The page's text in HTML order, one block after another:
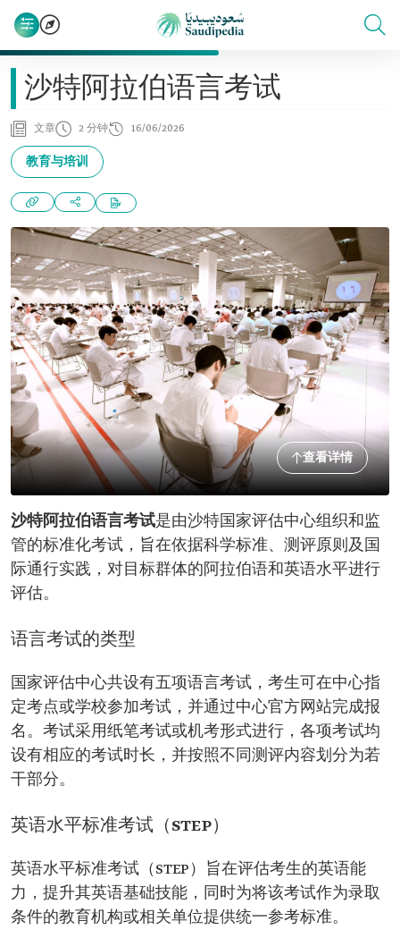
沙特阿拉伯语言考试
文章 2 分钟 16/06/2026
教育与培训
查看详情
沙特阿拉伯语言考试是由沙特国家评估中心组织和监
管的标准化考试，旨在依据科学标准、测评原则及国
际通行实践，对目标群体的阿拉伯语和英语水平进行
评估。
语言考试的类型
国家评估中心共设有五项语言考试，考生可在中心指
定考点或学校参加考试，并通过中心官方网站完成报
名。考试采用纸笔考试或机考形式进行，各项考试均
设有相应的考试时长，并按照不同测评内容划分为若
干部分。
英语水平标准考试（STEP）
英语水平标准考试（STEP）旨在评估考生的英语能
力，提升其英语基础技能，同时为将该考试作为录取
条件的教育机构或相关单位提供统一参考标准。